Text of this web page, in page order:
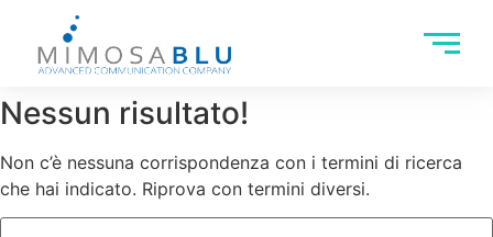
Nessun risultato!
Non c’è nessuna corrispondenza con i termini di ricerca
che hai indicato. Riprova con termini diversi.